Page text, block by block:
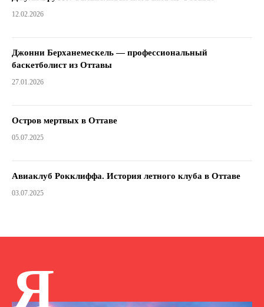
12.02.2026
Джонни Берханемескель — профессиональный
баскетболист из Оттавы
27.01.2026
Остров мертвых в Оттаве
05.07.2025
Авиаклуб Рокклиффа. История летного клуба в Оттаве
03.07.2025
Я